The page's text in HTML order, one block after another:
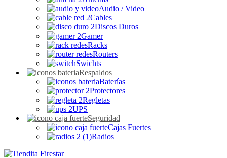
Audio / Video
Cables
Discos Duros
Gamer
Racks
Routers
Swichts
Respaldos
Baterías
Protectores
Regletas
UPS
Seguridad
Cajas Fuertes
Radios